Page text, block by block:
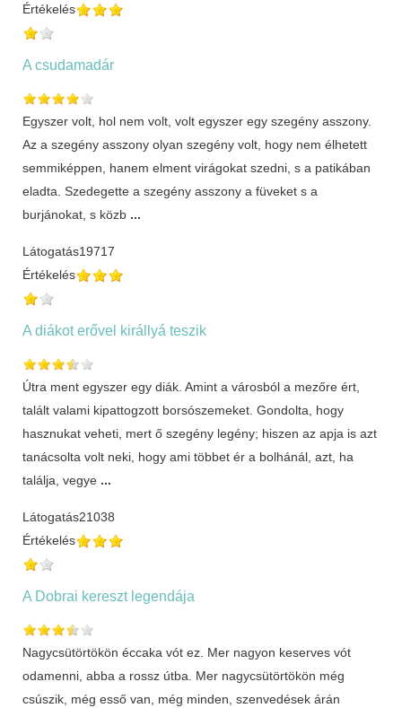
Értékelés
A csudamadár
Egyszer volt, hol nem volt, volt egyszer egy szegény asszony.
Az a szegény asszony olyan szegény volt, hogy nem élhetett
semmiképpen, hanem elment virágokat szedni, s a patikában
eladta. Szedegette a szegény asszony a füveket s a
burjánokat, s közb ...
Látogatás19717
Értékelés
A diákot erővel királlyá teszik
Útra ment egyszer egy diák. Amint a városból a mezőre ért,
talált valami kipattogzott borsószemeket. Gondolta, hogy
hasznukat veheti, mert ő szegény legény; hiszen az apja is azt
tanácsolta volt neki, hogy ami többet ér a bolhánál, azt, ha
találja, vegye ...
Látogatás21038
Értékelés
A Dobrai kereszt legendája
Nagycsütörtökön éccaka vót ez. Mer nagyon keserves vót
odamenni, abba a rossz útba. Mer nagycsütörtökön még
csúszik, még esső van, még minden, szenvedések árán